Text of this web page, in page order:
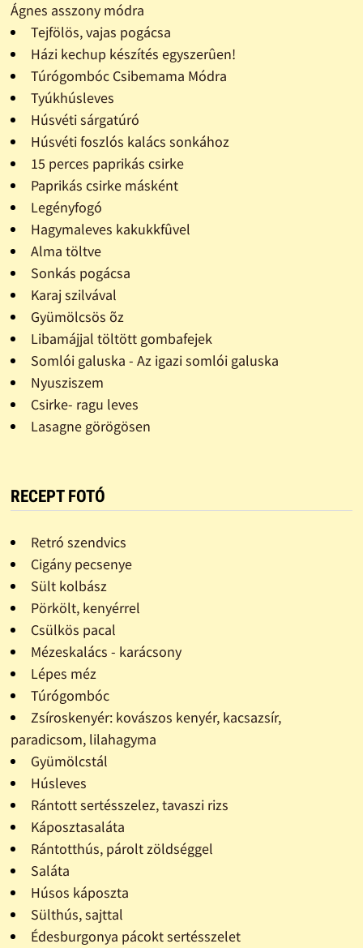
Ágnes asszony módra
Tejfölös, vajas pogácsa
Házi kechup készítés egyszerûen!
Túrógombóc Csibemama Módra
Tyúkhúsleves
Húsvéti sárgatúró
Húsvéti foszlós kalács sonkához
15 perces paprikás csirke
Paprikás csirke másként
Legényfogó
Hagymaleves kakukkfûvel
Alma töltve
Sonkás pogácsa
Karaj szilvával
Gyümölcsös õz
Libamájjal töltött gombafejek
Somlói galuska - Az igazi somlói galuska
Nyusziszem
Csirke- ragu leves
Lasagne görögösen
RECEPT FOTÓ
Retró szendvics
Cigány pecsenye
Sült kolbász
Pörkölt, kenyérrel
Csülkös pacal
Mézeskalács - karácsony
Lépes méz
Túrógombóc
Zsíroskenyér: kovászos kenyér, kacsazsír,
paradicsom, lilahagyma
Gyümölcstál
Húsleves
Rántott sertésszelez, tavaszi rizs
Káposztasaláta
Rántotthús, párolt zöldséggel
Saláta
Húsos káposzta
Sülthús, sajttal
Édesburgonya pácokt sertésszelet